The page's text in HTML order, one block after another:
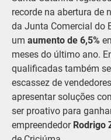
recorde na abertura de
da Junta Comercial do
um aumento de 6,5%
meses do último ano.
qualificadas também
escassez de
apresentar soluções
ser proativo para
empreendedor Rodrigo